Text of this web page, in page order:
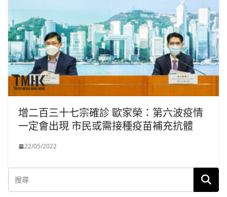
增二百三十七宗確診 歐家榮：第六波疫情
一定會出現 市民或需接種疫苗補充抗體
22/05/2022